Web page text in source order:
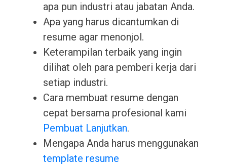
apa pun industri atau jabatan Anda.
Apa yang harus dicantumkan di
resume agar menonjol.
Keterampilan terbaik yang ingin
dilihat oleh para pemberi kerja dari
setiap industri.
Cara membuat resume dengan
cepat bersama profesional kami
Pembuat Lanjutkan.
Mengapa Anda harus menggunakan
template resume